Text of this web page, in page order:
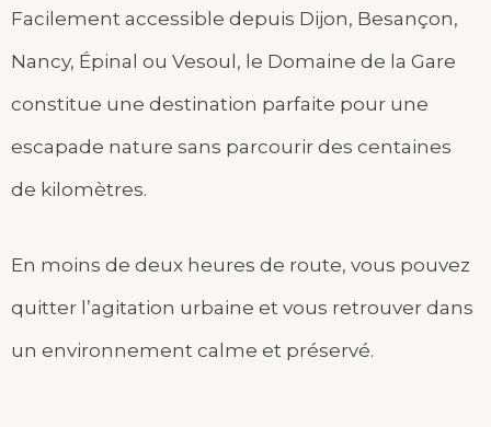
Facilement accessible depuis Dijon, Besançon,
Nancy, Épinal ou Vesoul, le Domaine de la Gare
constitue une destination parfaite pour une
escapade nature sans parcourir des centaines
de kilomètres.
En moins de deux heures de route, vous pouvez
quitter l’agitation urbaine et vous retrouver dans
un environnement calme et préservé.